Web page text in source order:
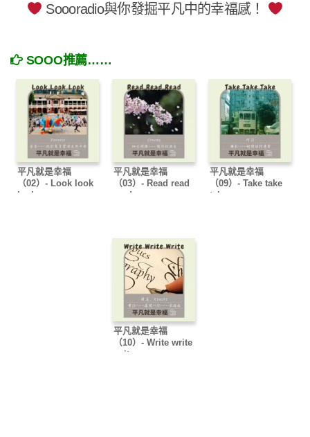
Soooradio與你發掘平凡中的幸福感！
SOOO推薦……
平凡就是幸福
（02）- Look look
look
平凡就是幸福
（03）- Read read
read
平凡就是幸福
（09）- Take take
take
平凡就是幸福
（10）- Write write
write